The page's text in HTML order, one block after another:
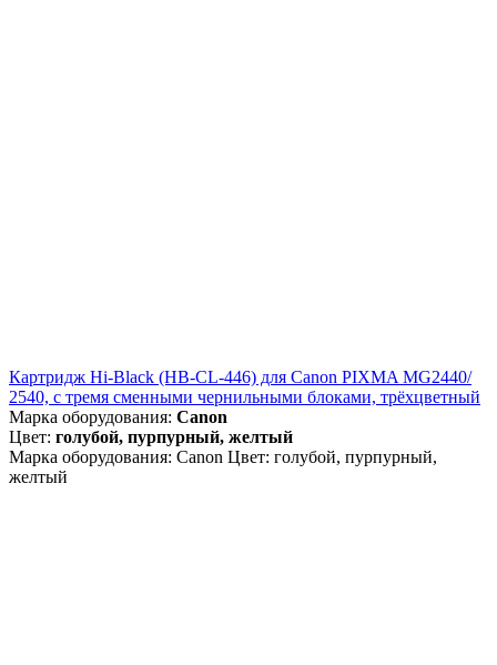
Картридж Hi-Black (HB-CL-446) для Canon PIXMA MG2440/
2540, с тремя сменными чернильными блоками, трёхцветный
Марка оборудования: Canon
Цвет: голубой, пурпурный, желтый
Марка оборудования: Canon Цвет: голубой, пурпурный,
желтый